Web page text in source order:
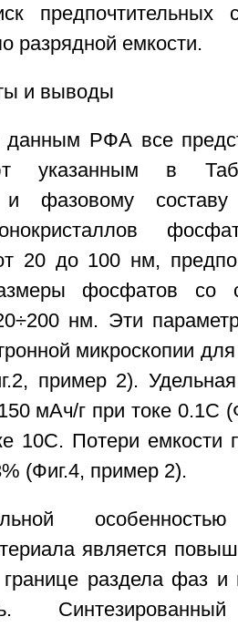
предпочтительных
разрядной емкости.
и выводы
данным РФА все
указанным в
и фазовому
20 до 100 нм,
фосфатов со
нм. Эти
микроскопии
пример 2).
мАч/г при токе 0.1C
10C. Потери емкости
(Фиг.4, пример 2).
является
раздела фаз